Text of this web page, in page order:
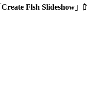
Create Flsh Slideshow 」